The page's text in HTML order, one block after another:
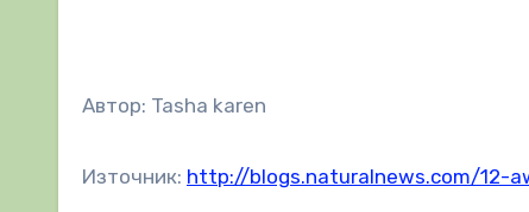
Автор: Tasha karen
Източник: http://blogs.naturalnews.com/12-